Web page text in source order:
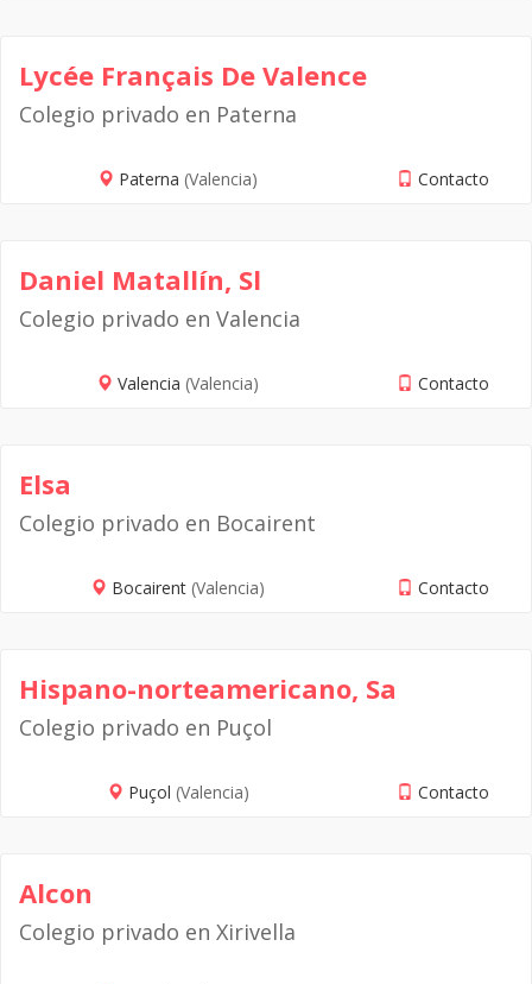
Lycée Français De Valence
Colegio privado en Paterna
Paterna (Valencia) Contacto
Daniel Matallín, Sl
Colegio privado en Valencia
Valencia (Valencia) Contacto
Elsa
Colegio privado en Bocairent
Bocairent (Valencia) Contacto
Hispano-norteamericano, Sa
Colegio privado en Puçol
Puçol (Valencia) Contacto
Alcon
Colegio privado en Xirivella